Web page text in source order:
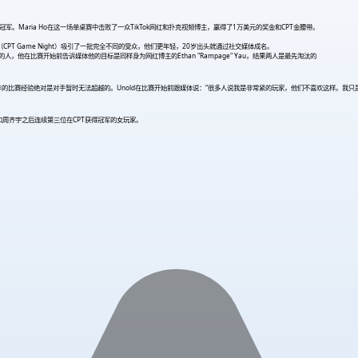
。Maria Ho在这一场单桌赛中击败了一众TikTok网红和扑克视频博主，赢得了1万美元的奖金和CPT金腰带。
Game Night）吸引了一批完全不同的受众，他们更年轻，20岁出头就通过社交媒体成名。
，他在比赛开始前告诉媒体他的目标是同样身为网红博主的Ethan "Rampage" Yau，结果两人是最先淘汰的
赛经验绝对是对手暂时无法超越的。Unold在比赛开始前跟媒体说：“很多人说我是非常紧的玩家，他们不喜欢这样。我只
宇之后连续第三位在CPT获得冠军的女玩家。